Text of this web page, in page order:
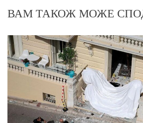
ВАМ ТАКОЖ МОЖЕ